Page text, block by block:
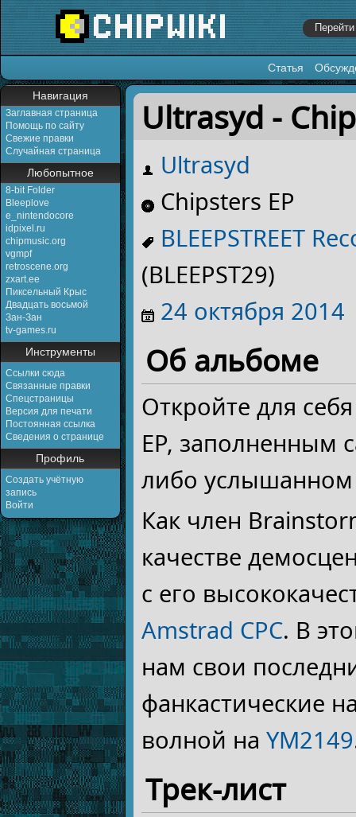
Статья
Навигация
Заглавная страница
Помощь по сайту
Свежие правки
Случайная страница
Любопытное
8-bit Folder
Bleeplove
e_nintendocore
idpixel.ru
chipmusic.org
vgmpf
retroscene.org
zxart.ee
Пиксельный Крыс
Двадцать восьмой
Зан-Зан
tv-games.ru
Инструменты
Ссылки сюда
Связанные правки
Спецстраницы
Версия для печати
Постоянная ссылка
Сведения о странице
Профиль
Создать учётную
запись
Войти
Перейти к:навигация,поиск
Ultrasyd -
Ultrasyd
Chipsters EP
BLEEPSTREET
(BLEEPST29)
24 октября 2014
Об альбоме
Откройте для
ЕР, заполненным
либо
Как член
качестве
с его
Amstrad CPC. В
нам свои
фанкастические
волной на YM2149
Трек-лист